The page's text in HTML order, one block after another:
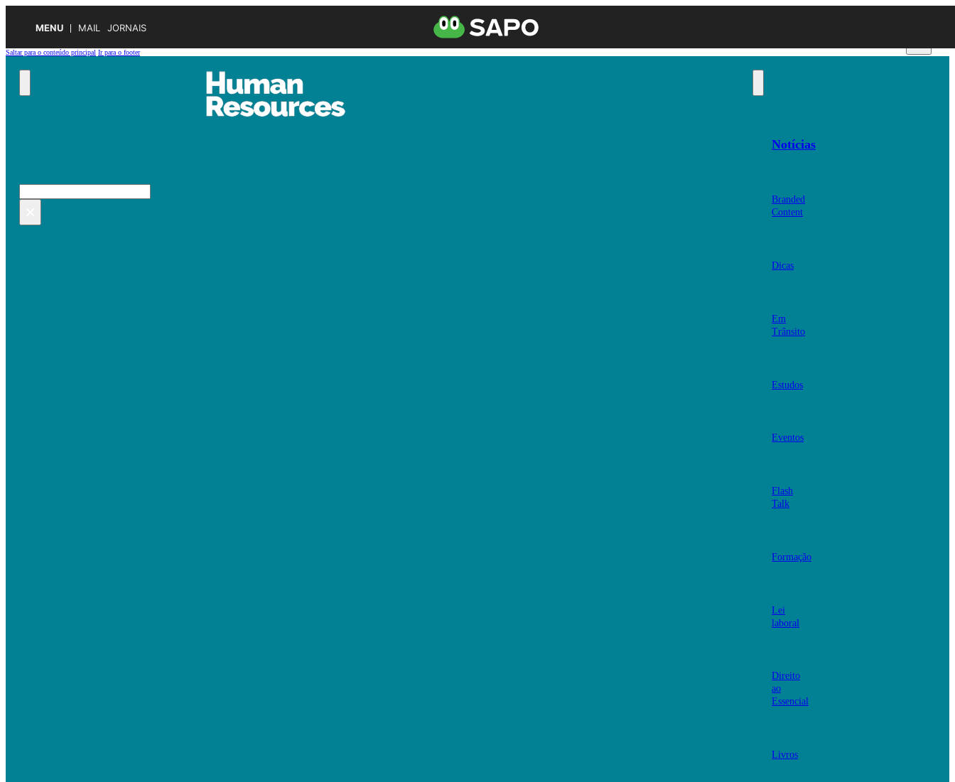
MENU MAIL JORNAIS
Saltar para o conteúdo principal Ir para o footer
Pesquisar
Notícias
Branded
Content
Dicas
Em
Trânsito
Estudos
Eventos
Flash
Talk
Formação
Lei
laboral
Direito
ao
Essencial
Livros